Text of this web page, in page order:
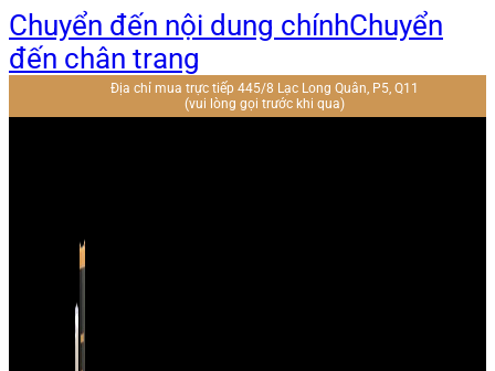
Chuyển đến nội dung chínhChuyển
đến chân trang
Địa chỉ mua trực tiếp 445/8 Lạc Long Quân, P5, Q11
(vui lòng gọi trước khi qua)